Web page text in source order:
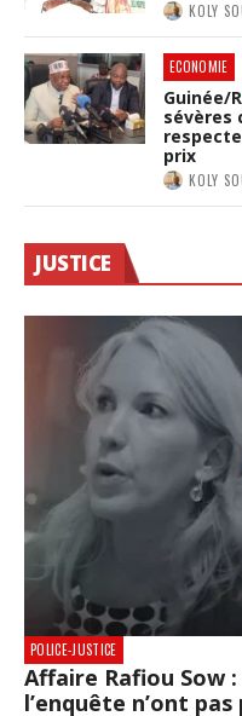
KOLY
ECONOMIE
Guinée/
sévères
prix
KOLY
JUSTICE
POLICE-JUSTICE
Affaire Rafiou Sow
l’enquête n’ont